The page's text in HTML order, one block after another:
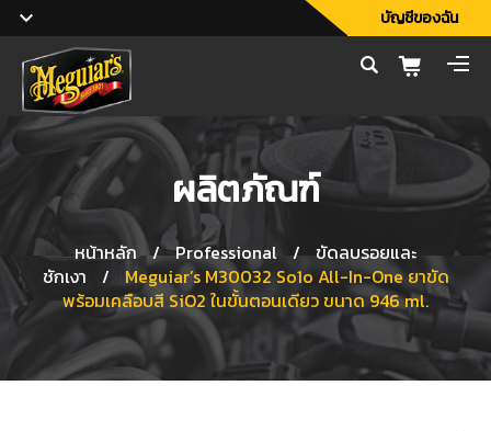
บัญชีของฉัน
ผลิตภัณฑ์
หน้าหลัก / Professional / ขัดลบรอยและ
ชักเงา
/
Meguiar’s M30032 So1o All-In-One ยาขัด
พร้อมเคลือบสี SiO2 ในขั้นตอนเดียว ขนาด 946 ml.